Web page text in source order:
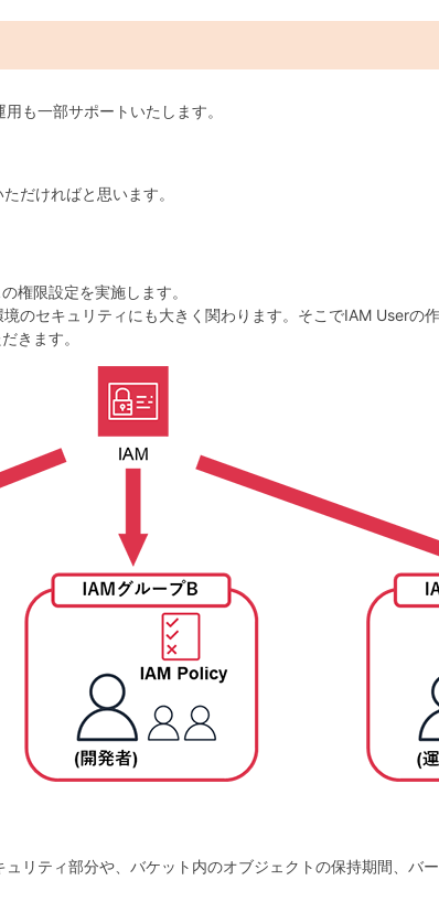
も一部サポートいたします。
だければと思います。
権限設定を実施します。
のセキュリティにも大きく関わります。そこでIAM Userの
きます。
リティ部分や、バケット内のオブジェクトの保持期間、バ